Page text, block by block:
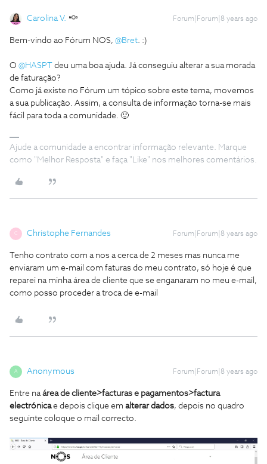
Carolina V. Forum|Forum|8 years ago
Bem-vindo ao Fórum NOS, @Bret . :)
O @HASPT deu uma boa ajuda. Já conseguiu alterar a sua morada
de faturação?
Como já existe no Fórum um tópico sobre este tema, movemos
a sua publicação. Assim, a consulta de informação torna-se mais
fácil para toda a comunidade. 🙂
Ajude a comunidade a encontrar informação relevante. Marque
como "Melhor Resposta" e faça "Like" nos melhores comentários.
C Christophe Fernandes Forum|Forum|8 years ago
Tenho contrato com a nos a cerca de 2 meses mas nunca me
enviaram um e-mail com faturas do meu contrato, só hoje é que
reparei na minha área de cliente que se enganaram no meu e-mail,
como posso proceder a troca de e-mail
A Anonymous Forum|Forum|8 years ago
Entre na área de cliente>facturas e pagamentos>factura
electrónicae depois clique em alterar dados, depois no quadro
seguinte coloque o mail correcto.